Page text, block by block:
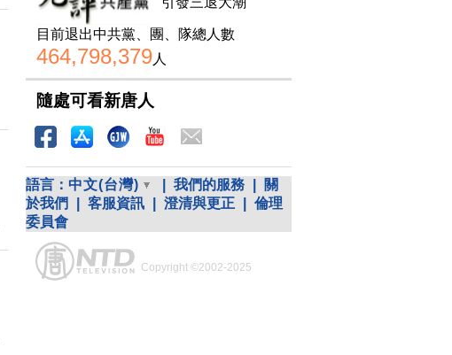
目前退出中共黨、團、隊總人數
464,798,379人
隨處可看新唐人
語言： 中文(台灣) 我們的服務
關
於我們
客服資訊 澄清與更正
倫理
委員會
Copyright ©2002-2025